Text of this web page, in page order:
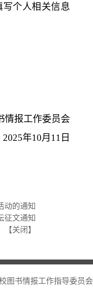
个人相关信息
情报工作委员会
2025年10月 11 日
动的通知
征文通知
【关闭 】
图书情报工作指导委员会